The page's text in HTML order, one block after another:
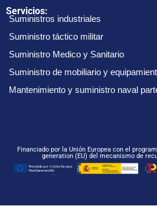
Servicios:
Suministros industriales
Suministro táctico militar
Suministro Medico y Sanitario
Suministro de mobiliario y
Mantenimiento y suministro naval
Financiado por la Unión Europea con el
generation (EU) del mecanismo de